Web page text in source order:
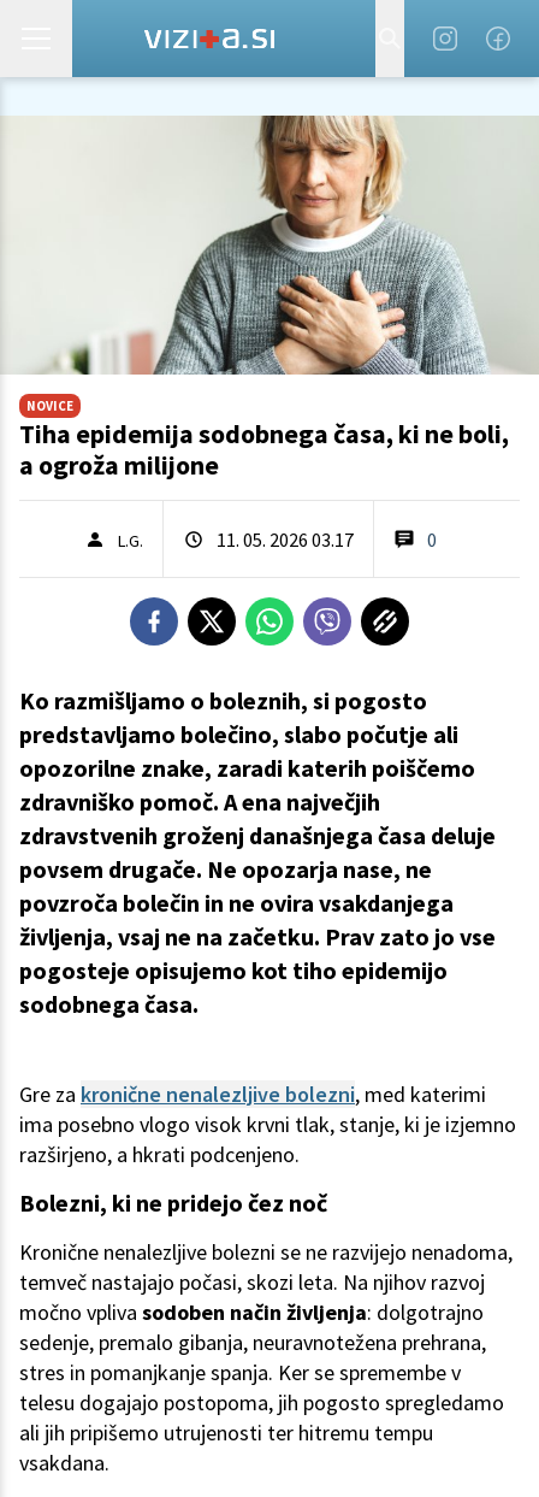
NOVICE
Tiha epidemija sodobnega časa, ki ne boli,
a ogroža milijone
L.G. 11. 05. 2026 03.17 0
Ko razmišljamo o boleznih, si pogosto
predstavljamo bolečino, slabo počutje ali
opozorilne znake, zaradi katerih poiščemo
zdravniško pomoč. A ena največjih
zdravstvenih groženj današnjega časa deluje
povsem drugače. Ne opozarja nase, ne
povzroča bolečin in ne ovira vsakdanjega
življenja, vsaj ne na začetku. Prav zato jo vse
pogosteje opisujemo kot tiho epidemijo
sodobnega časa.
Gre za kronične nenalezljive bolezni, med katerimi
ima posebno vlogo visok krvni tlak, stanje, ki je izjemno
razširjeno, a hkrati podcenjeno.
Bolezni, ki ne pridejo čez noč
Kronične nenalezljive bolezni se ne razvijejo nenadoma,
temveč nastajajo počasi, skozi leta. Na njihov razvoj
močno vpliva sodoben način življenja: dolgotrajno
sedenje, premalo gibanja, neuravnotežena prehrana,
stres in pomanjkanje spanja. Ker se spremembe v
telesu dogajajo postopoma, jih pogosto spregledamo
ali jih pripišemo utrujenosti ter hitremu tempu
vsakdana.